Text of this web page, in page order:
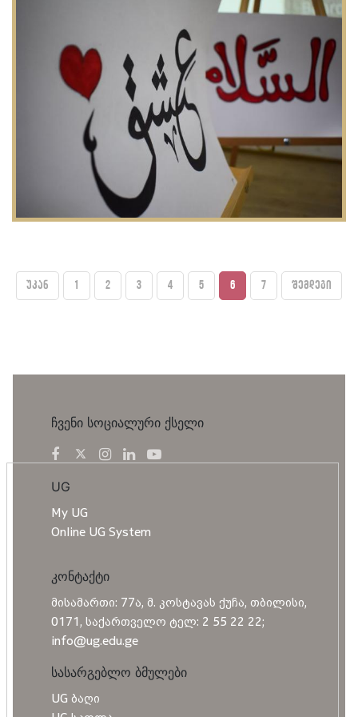
უკან 1 2 3 4 5 6 7 შემდეგი
ჩვენი სოციალური ქსელი
UG
My UG
Online UG System
კონტაქტი
მისამართი: 77ა, მ. კოსტავას ქუჩა, თბილისი,
0171, საქართველო ტელ: 2 55 22 22;
info@ug.edu.ge
სასარგებლო ბმულები
UG ბაღი